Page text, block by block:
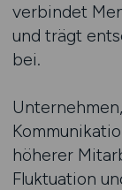
verbindet
und trägt
bei.
höherer
Fluktuation